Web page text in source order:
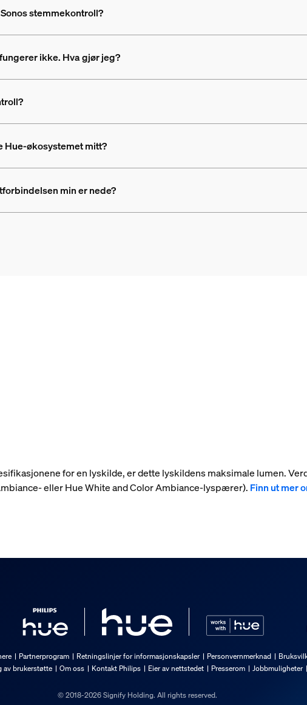
stemmekontroll?
ikke. Hva gjør jeg?
Hue-økosystemet mitt?
min er nede?
for en lyskilde, er dette lyskildens maksimale lumen.
eller Hue White and Color Ambiance-lyspærer). Finn ut mer
Partnerprogram Retningslinjer for informasjonskapsler Personvernmerknad
av brukerstøtte Om oss Kontakt Philips Eier av nettstedet Presserom Jobbmuligheter
© 2018-2026 Signify Holding. All rights reserved.